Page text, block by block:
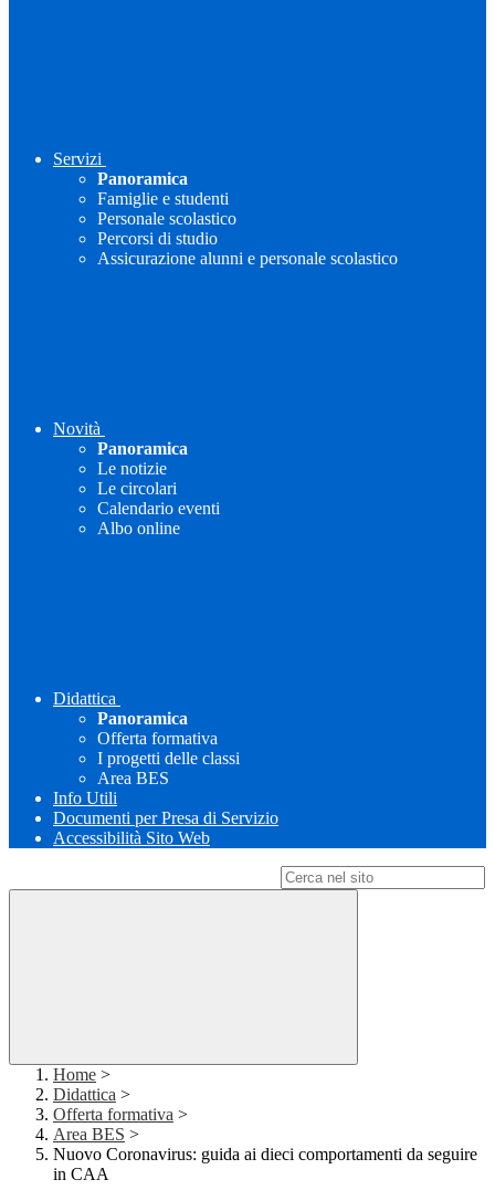
Servizi
Panoramica
Famiglie e studenti
Personale scolastico
Percorsi di studio
Assicurazione alunni e personale scolastico
Novità
Panoramica
Le notizie
Le circolari
Calendario eventi
Albo online
Didattica
Panoramica
Offerta formativa
I progetti delle classi
Area BES
Info Utili
Documenti per Presa di Servizio
Accessibilità Sito Web
Home >
Didattica >
Offerta formativa >
Area BES >
Nuovo Coronavirus: guida ai dieci comportamenti da seguire
in CAA